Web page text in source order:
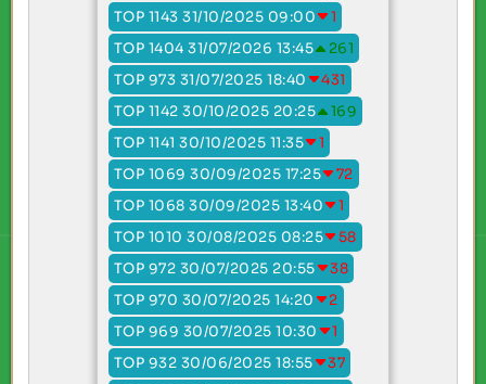
TOP 1143 31/10/2025 09:00
1
TOP 1404 31/07/2026 13:45
261
TOP 973 31/07/2025 18:40
431
TOP 1142 30/10/2025 20:25
169
TOP 1141 30/10/2025 11:35
1
TOP 1069 30/09/2025 17:25
72
TOP 1068 30/09/2025 13:40
1
TOP 1010 30/08/2025 08:25
58
TOP 972 30/07/2025 20:55
38
TOP 970 30/07/2025 14:20
2
TOP 969 30/07/2025 10:30
1
TOP 932 30/06/2025 18:55
37